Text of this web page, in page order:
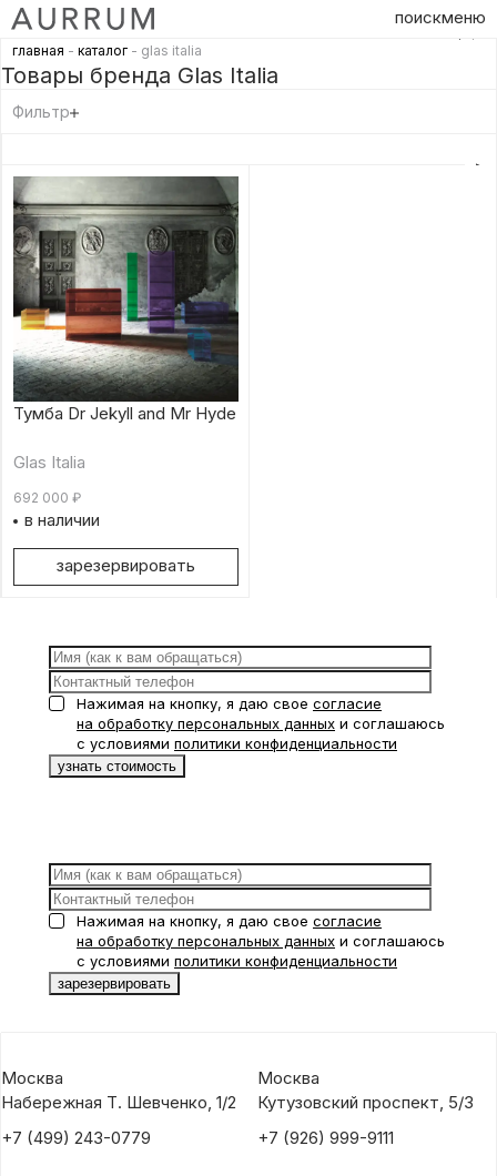
поискменю
главная - каталог - glas italia
Товары бренда Glas Italia
Фильтр
Тумба Dr Jekyll and Mr Hyde
Glas Italia
692 000 ₽
в наличии
зарезервировать
Нажимая на кнопку, я даю свое согласие
на обработку персональных данных и соглашаюсь
с условиями политики конфиденциальности
Нажимая на кнопку, я даю свое согласие
на обработку персональных данных и соглашаюсь
с условиями политики конфиденциальности
Москва
Набережная Т. Шевченко, 1/2
+7 (499) 243-0779
Москва
Кутузовский проспект, 5/3
+7 (926) 999-9111